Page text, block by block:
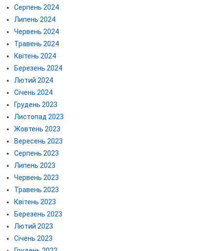
Серпень 2024
Липень 2024
Червень 2024
Травень 2024
Квітень 2024
Березень 2024
Лютий 2024
Січень 2024
Грудень 2023
Листопад 2023
Жовтень 2023
Вересень 2023
Серпень 2023
Липень 2023
Червень 2023
Травень 2023
Квітень 2023
Березень 2023
Лютий 2023
Січень 2023